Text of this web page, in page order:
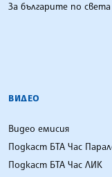
За българите по света
ВИДЕО
Видео емисия
Подкаст БТА Час
Подкаст БТА Час ЛИК